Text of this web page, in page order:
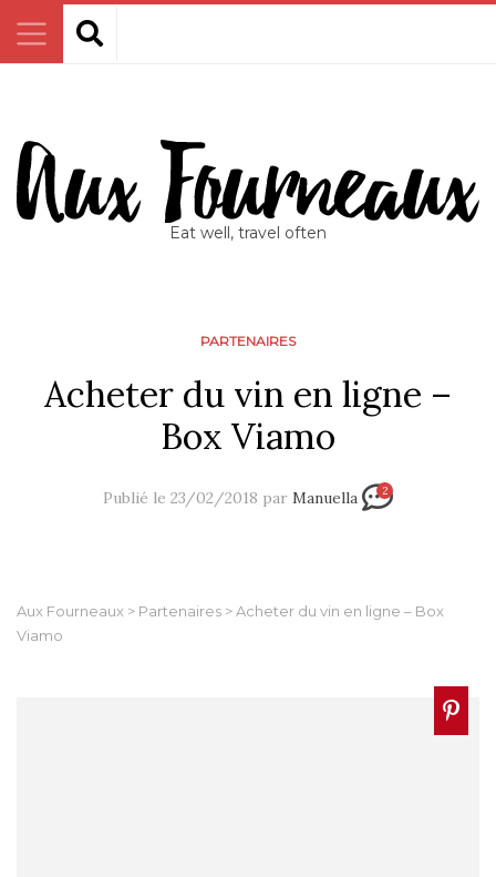
Eat well, travel often
PARTENAIRES
Acheter du vin en ligne –
Box Viamo
Publié le 23/02/2018 par Manuella 2
Aux Fourneaux > Partenaires >Acheter du vin en ligne – Box
Viamo